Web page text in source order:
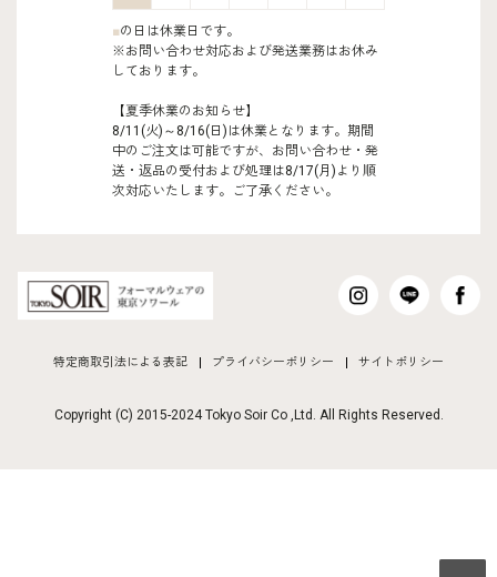
■の日は休業日です。
※お問い合わせ対応および発送業務はお休み
しております。
【夏季休業のお知らせ】
8/11(火)～8/16(日)は休業となります。期間
中のご注文は可能ですが、お問い合わせ・発
送・返品の受付および処理は8/17(月)より順
次対応いたします。ご了承ください。
特定商取引法による表記 プライバシーポリシー サイトポリシー
Copyright (C) 2015-2024 Tokyo Soir Co ,Ltd. All Rights Reserved.